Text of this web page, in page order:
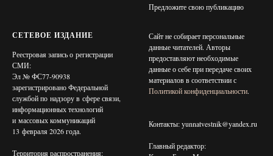
Предложите свою публикацию
СЕТЕВОЕ ИЗДАНИЕ
Реестровая запись о регистрации
СМИ:
Эл № ФС77-90938
зарегистрировано Федеральной
службой по надзору в сфере связи,
информационных технологий
и массовых коммуникаций
13 февраля 2026 года.
Территория распространения:
Сайт не собирает персональные
данные читателей. Авторы
предоставляют необходимые
данные о себе при передаче своих
материалов в соответствии с
Политикой конфиденциальности.
Контакты: yunnatvestnik@yandex.ru
Главный редактор: